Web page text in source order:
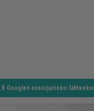
Googlen ensisijaiseksi lähteeksi